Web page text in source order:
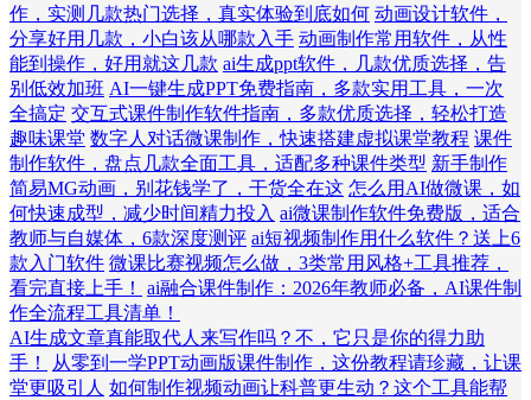
作，实测几款热门选择，真实体验到底如何 动画设计软件，
分享好用几款，小白该从哪款入手 动画制作常用软件，从性
能到操作，好用就这几款 ai生成ppt软件，几款优质选择，告
别低效加班 AI一键生成PPT免费指南，多款实用工具，一次
全搞定 交互式课件制作软件指南，多款优质选择，轻松打造
趣味课堂 数字人对话微课制作，快速搭建虚拟课堂教程 课件
制作软件，盘点几款全面工具，适配多种课件类型 新手制作
简易MG动画，别花钱学了，干货全在这 怎么用AI做微课，如
何快速成型，减少时间精力投入 ai微课制作软件免费版，适合
教师与自媒体，6款深度测评 ai短视频制作用什么软件？送上6
款入门软件 微课比赛视频怎么做，3类常用风格+工具推荐，
看完直接上手！
ai融合课件制作：2026年教师必备，AI课件制
作全流程工具清单！
AI生成文章真能取代人来写作吗？不，它只是你的得力助
手！
从零到一学PPT动画版课件制作，这份教程请珍藏，让课
堂更吸引人 如何制作视频动画让科普更生动？这个工具能帮